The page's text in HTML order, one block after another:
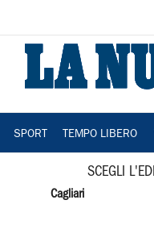
SPORT TEMPO LIBERO
SCEGLI
Cagliari